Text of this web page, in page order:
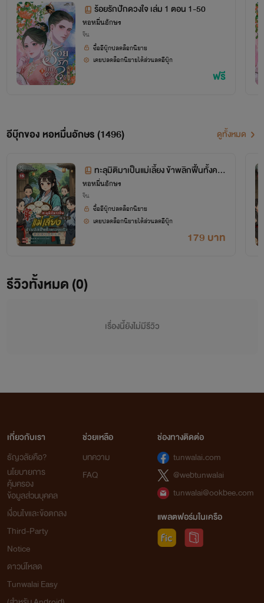
เผยแพร่อย่างเป็นทางการโดย OokbeeU และ China Literature
เจ้าของลิขสิทธิ์ต้นฉบับ China Literature
จากใจเก๋อเก๋อ
นิยายทุกเรื่องที่อยู่ในโปรเจกต์หอหมื่นอักษรเราเป็นนิยายที่เก๋อเก๋อพยายามพิถีพิถันคัดเลือก
ให้นายท่านได้รับความเพลิดเพลินอย่างถึงที่สุด
เก๋อเก๋อหวังเป็นอย่างยิ่งว่านิยายของเราจะเติมเต็มความปรารถนาของนายท่านทุกๆ คนได้
อย่างพึงพอใจ และเชื่อมั่นว่านายท่านจะสนับสนุนนิยายของเราอย่างถูกลิขสิทธิ์ เพื่อเป็นกำลังใจใน
การคัดสรรนิยายเรื่องอื่นๆ ของเราต่อไปในอนาคต
สามารถเข้ามาแจ้งกับเราได้ในทุกช่องทางการติดต่อ
ด้วยเจ้าค่ะ
ร้อยรักปักดวงใจ เล่ม 1 ตอน 1-50
หอหมื่นอักษร
จีน
ฟรี
ซื้ออีบุ๊กปลดล็อกนิยาย
เคยปลดล็อกนิยายได้ส่วนลดอีบุ๊ก
อีบุ๊กของ หอหมื่นอักษร (1496) ดูทั้งหมด
ทะลุมิติมาเป็นแม่เลี้ยง ข้าพลิกฟื้นทั้งคร
อบครัว เล่ม 15 (จบ+ตอนพิเศษ)
หอหมื่นอักษร
จีน
179 บาท
ซื้ออีบุ๊กปลดล็อกนิยาย
เคยปลดล็อกนิยายได้ส่วนลดอีบุ๊ก
รีวิวทั้งหมด (0)
เรื่องนี้ยังไม่มีรีวิว
เกี่ยวกับเรา
ธัญวลัยคือ?
นโยบายการ
คุ้มครอง
ข้อมูลส่วนบุคคล
เงื่อนไขและข้อตกลง
Third-Party
Notice
ดาวน์โหลด
Tunwalai Easy
ช่วยเหลือ
บทความ
FAQ
ช่องทางติดต่อ
tunwalai.com
@webtunwalai
tunwalai@ookbee.com
แพลตฟอร์มในเครือ